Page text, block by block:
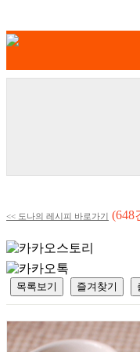
<< 도나의 레시피 바로가기 (648